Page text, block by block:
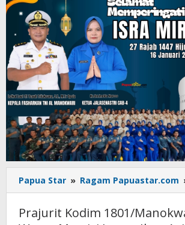
Papua Star » Ragam Papuastar.com
Prajurit Kodim 1801/